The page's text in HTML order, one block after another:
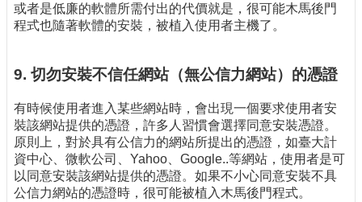
或者是低廉的軟體所需付出的代價就是，很可能木馬後門
程式也隨著軟體的安裝，被植入使用者主機了。
9. 切勿安裝不信任網站（無公信力網站）的憑證
有時候使用者進入某些網站時，會出現一個要求使用者安
裝該網站提供的憑證，許多人習慣會選擇同意安裝憑證。
原則上，對於具有公信力的網站所提出的憑證，如臺大計
資中心、微軟公司、Yahoo、Google..等網站，使用者是可
以同意安裝該網站提供的憑證。如果不小心同意安裝不具
公信力網站的憑證時，很可能被植入木馬後門程式。